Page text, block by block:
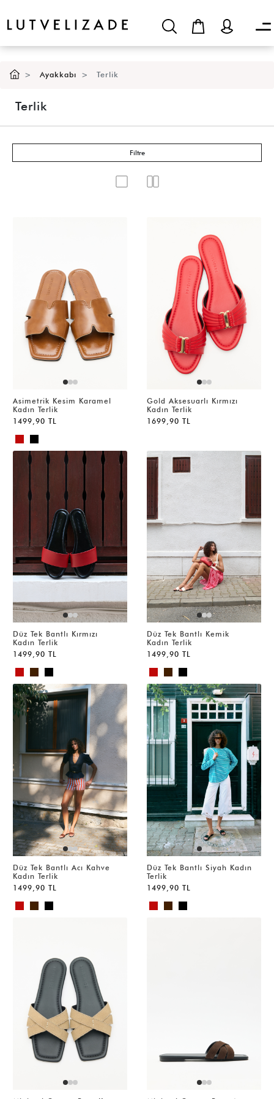
Ayakkabı Terlik
Terlik
Filtre
Asimetrik Kesim Karamel
Kadın Terlik
1499,90 TL
Gold Aksesuarlı Kırmızı
Kadın Terlik
1699,90 TL
Düz Tek Bantlı Kırmızı
Kadın Terlik
1499,90 TL
Düz Tek Bantlı Kemik
Kadın Terlik
1499,90 TL
Düz Tek Bantlı Acı Kahve
Kadın Terlik
1499,90 TL
Düz Tek Bantlı Siyah Kadın
Terlik
1499,90 TL